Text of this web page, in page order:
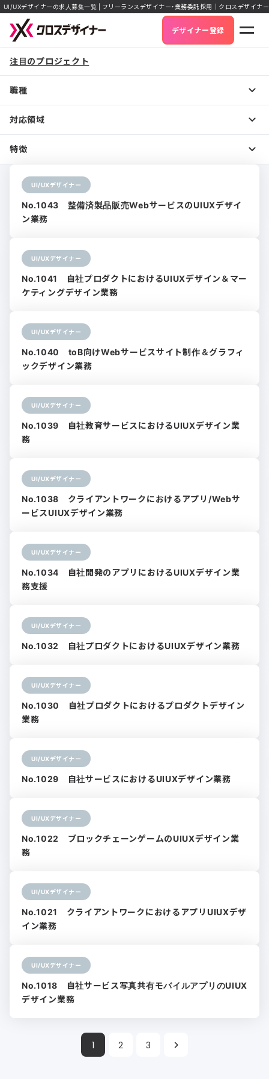
UI/UXデザイナーの求人募集一覧 | フリーランスデザイナー・業務委託採用｜クロスデザイナー
デザイナー登録
注目のプロジェクト
職種
対応領域
特徴
UI/UXデザイナー
No.1043 整備済製品販売WebサービスのUIUXデザイ
ン業務
UI/UXデザイナー
No.1041 自社プロダクトにおけるUIUXデザイン＆マー
ケティングデザイン業務
UI/UXデザイナー
No.1040 toB向けWebサービスサイト制作＆グラフィ
ックデザイン業務
UI/UXデザイナー
No.1039 自社教育サービスにおけるUIUXデザイン業
務
UI/UXデザイナー
No.1038 クライアントワークにおけるアプリ/Webサ
ービスUIUXデザイン業務
UI/UXデザイナー
No.1034 自社開発のアプリにおけるUIUXデザイン業
務支援
UI/UXデザイナー
No.1032 自社プロダクトにおけるUIUXデザイン業務
UI/UXデザイナー
No.1030 自社プロダクトにおけるプロダクトデザイン
業務
UI/UXデザイナー
No.1029 自社サービスにおけるUIUXデザイン業務
UI/UXデザイナー
No.1022 ブロックチェーンゲームのUIUXデザイン業
務
UI/UXデザイナー
No.1021 クライアントワークにおけるアプリUIUXデザ
イン業務
UI/UXデザイナー
No.1018 自社サービス写真共有モバイルアプリのUIUX
デザイン業務
1 2 3